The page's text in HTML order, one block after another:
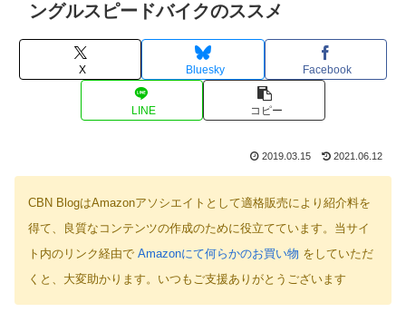
ングルスピードバイクのススメ
X Bluesky Facebook
LINE コピー
2019.03.15 2021.06.12
CBN BlogはAmazonアソシエイトとして適格販売により紹介料を
得て、良質なコンテンツの作成のために役立てています。当サイ
ト内のリンク経由で Amazonにて何らかのお買い物 をしていただ
くと、大変助かります。いつもご支援ありがとうございます